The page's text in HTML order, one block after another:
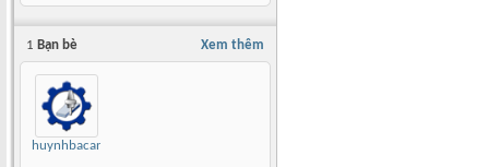
Xem thêm
1 Bạn bè
huynhbacan